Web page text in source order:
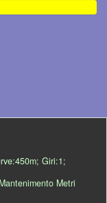
Giri:1;
Metri